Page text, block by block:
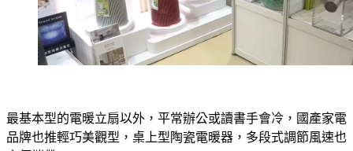
最基本型的電暖立扇以外，平常辦公或讀書手會冷，國產家電
品牌也推輕巧美觀型，桌上型陶瓷電暖器，多段式調節風速也